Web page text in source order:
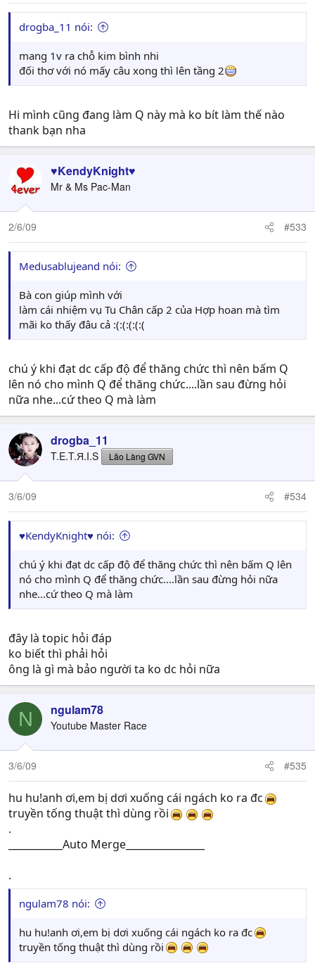
drogba_11 nói:
mang 1v ra chỗ kim bình nhi
đối thơ với nó mấy câu xong thì lên tầng 2
Hi mình cũng đang làm Q này mà ko bít làm thế nào
thank bạn nha
♥KendyKnight♥
Mr & Ms Pac-Man
2/6/09 #533
Medusablujeand nói:
Bà con giúp mình với
làm cái nhiệm vụ Tu Chân cấp 2 của Hợp hoan mà tìm
mãi ko thấy đâu cả :(:(:(:(:(
chú ý khi đạt dc cấp độ để thăng chức thì nên bấm Q
lên nó cho mình Q để thăng chức....lần sau đừng hỏi
nữa nhe...cứ theo Q mà làm
drogba_11
T.E.T.Я.I.S Lão Làng GVN
3/6/09 #534
♥KendyKnight♥ nói:
chú ý khi đạt dc cấp độ để thăng chức thì nên bấm Q lên
nó cho mình Q để thăng chức....lần sau đừng hỏi nữa
nhe...cứ theo Q mà làm
đây là topic hỏi đáp
ko biết thì phải hỏi
ông là gì mà bảo người ta ko dc hỏi nữa
N ngulam78
Youtube Master Race
3/6/09 #535
hu hu!anh ơi,em bị dơi xuống cái ngách ko ra đc
truyền tống thuật thì dùng rồi
.
___________Auto Merge________________
.
ngulam78 nói:
hu hu!anh ơi,em bị dơi xuống cái ngách ko ra đc
truyền tống thuật thì dùng rồi